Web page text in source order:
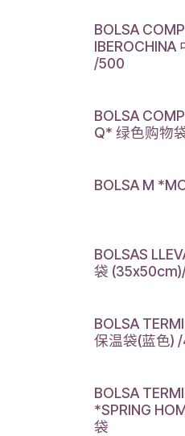
BOLSA
IBEROCHINA
/500
BOLSA
Q* 绿色购物
BOLSA M
BOLSAS
袋
BOLSA
保温袋(蓝色)
BOLSA
*SPRING
袋